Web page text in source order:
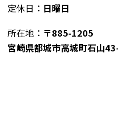
定休日： 日曜日
所在地： 〒885-1205
宮崎県都城市高城町石山